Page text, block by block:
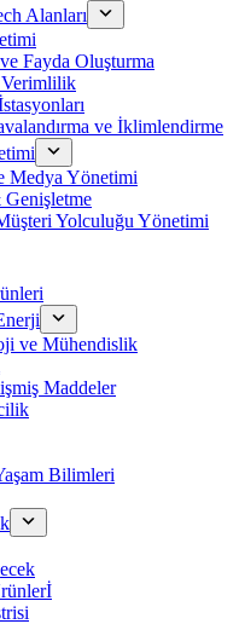
Alanları
Fayda Oluşturma
ve İklimlendirme
Medya Yönetimi
Yolculuğu Yönetimi
ve Mühendislik
Maddeler
Bilimleri